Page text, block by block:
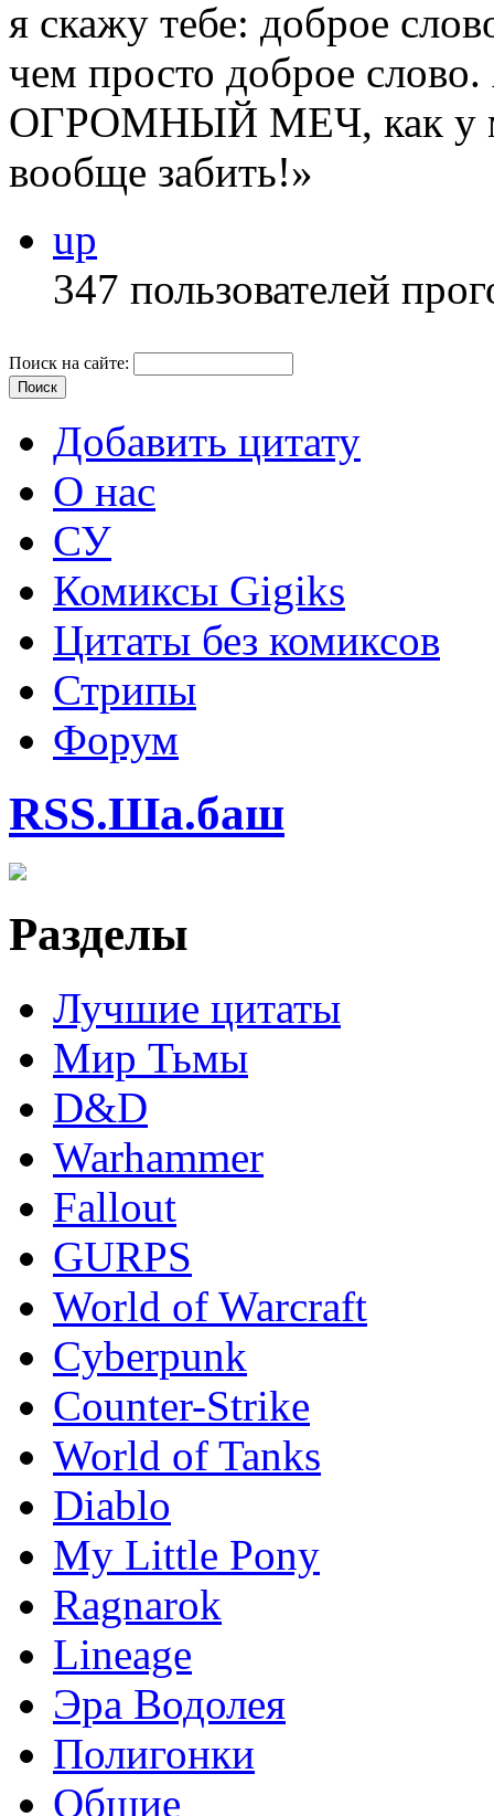
я скажу тебе: доброе
чем просто доброе
ОГРОМНЫЙ МЕЧ, как у
вообще забить!»
up
347 пользователей
Поиск на сайте:
Добавить цитату
О нас
СУ
Комиксы Gigiks
Цитаты без комиксов
Стрипы
Форум
RSS.Ша.баш
Разделы
Лучшие цитаты
Мир Тьмы
D&D
Warhammer
Fallout
GURPS
World of Warcraft
Сyberpunk
Counter-Strike
World of Tanks
Diablo
My Little Pony
Ragnarok
Lineage
Эра Водолея
Полигонки
Общие